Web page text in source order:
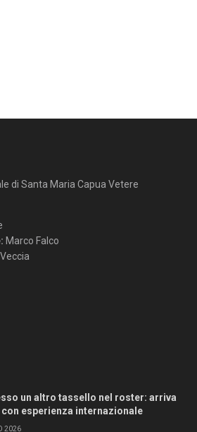
di Santa Maria Capua Vetere
Marco Falco
un altro tassello nel roster: arriva
con esperienza internazionale
2026